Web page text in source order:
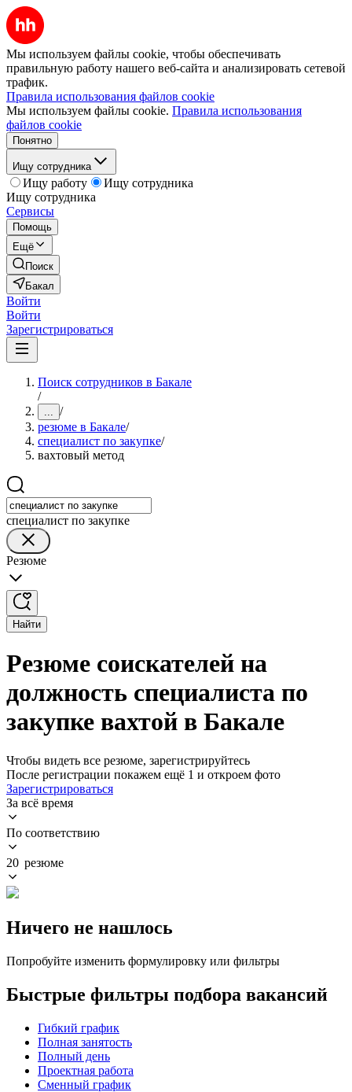
Мы используем файлы cookie, чтобы обеспечивать
правильную работу нашего веб-сайта и анализировать сетевой
трафик.
Правила использования файлов cookie
Мы используем файлы cookie. Правила использования
файлов cookie
Понятно
Ищу сотрудника
Ищу работу
Ищу сотрудника
Ищу сотрудника
Сервисы
Помощь
Ещё
Поиск
Бакал
Войти
Войти
Зарегистрироваться
Поиск сотрудников в Бакале
/
... /
резюме в Бакале/
специалист по закупке/
вахтовый метод
специалист по закупке
Резюме
Найти
Резюме соискателей на
должность специалиста по
закупке вахтой в Бакале
Чтобы видеть все резюме, зарегистрируйтесь
После регистрации покажем ещё 1 и откроем фото
Зарегистрироваться
За всё время
По соответствию
20 резюме
Ничего не нашлось
Попробуйте изменить формулировку или фильтры
Быстрые фильтры подбора вакансий
Гибкий график
Полная занятость
Полный день
Проектная работа
Сменный график